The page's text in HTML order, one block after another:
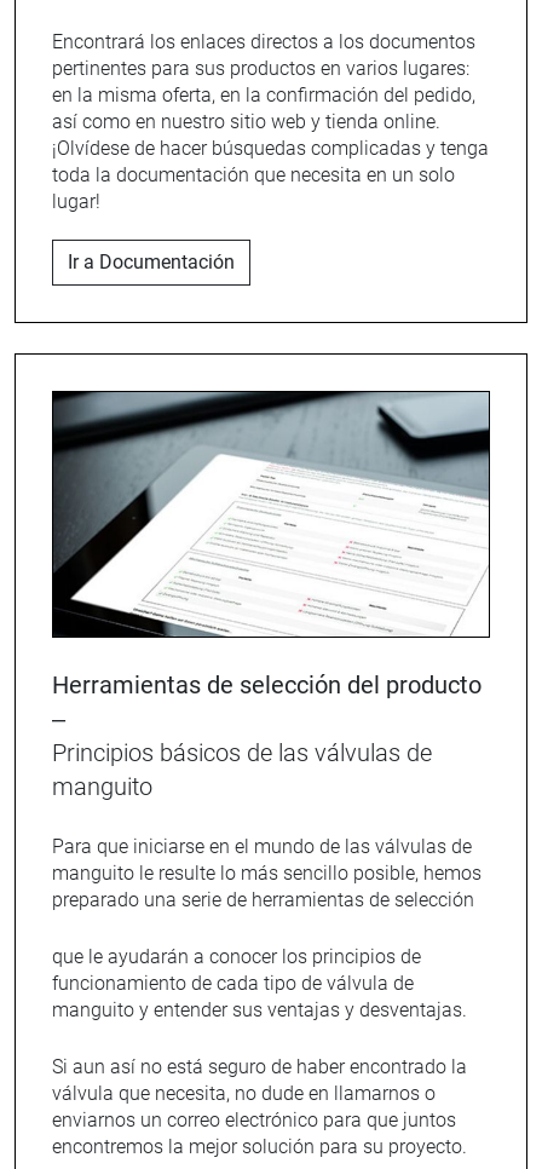
Encontrará los enlaces directos a los documentos
pertinentes para sus productos en varios lugares:
en la misma oferta, en la confirmación del pedido,
así como en nuestro sitio web y tienda online.
¡Olvídese de hacer búsquedas complicadas y tenga
toda la documentación que necesita en un solo
lugar!
Ir a Documentación
Herramientas de selección del producto
–
Principios básicos de las válvulas de
manguito
Para que iniciarse en el mundo de las válvulas de
manguito le resulte lo más sencillo posible, hemos
preparado una serie de herramientas de selección
que le ayudarán a conocer los principios de
funcionamiento de cada tipo de válvula de
manguito y entender sus ventajas y desventajas.
Si aun así no está seguro de haber encontrado la
válvula que necesita, no dude en llamarnos o
enviarnos un correo electrónico para que juntos
encontremos la mejor solución para su proyecto.